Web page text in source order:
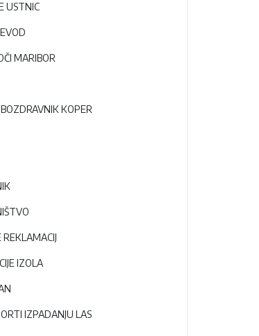
USTNIC
MARIBOR
KOPER
REKLAMACIJ
IZOLA
IZPADANJU LAS